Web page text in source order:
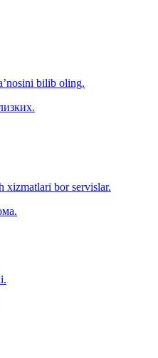
bilib oling.
xizmatlari bor servislar.